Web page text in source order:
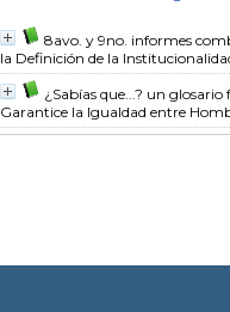
8avo. y 9no. informes
la Definición de la
¿Sabías que...? un
Garantice la Igualdad entre